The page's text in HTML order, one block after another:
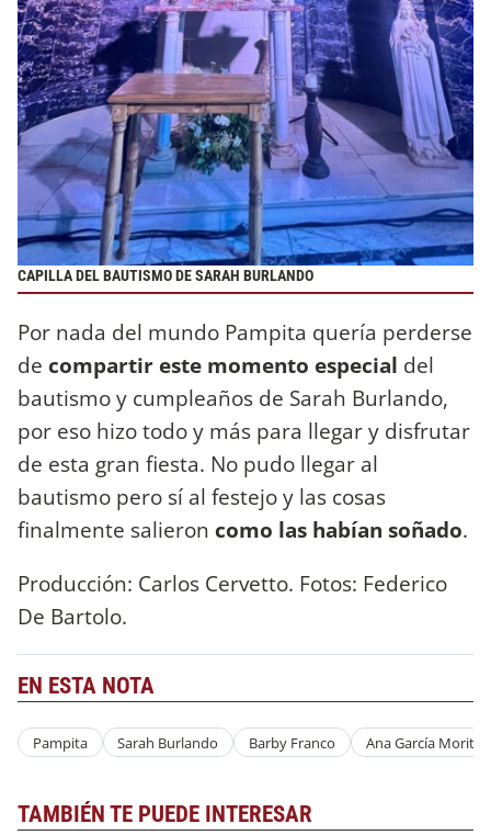
CAPILLA DEL BAUTISMO DE SARAH BURLANDO
Por nada del mundo Pampita quería perderse
de compartir este momento especial del
bautismo y cumpleaños de Sarah Burlando,
por eso hizo todo y más para llegar y disfrutar
de esta gran fiesta. No pudo llegar al
bautismo pero sí al festejo y las cosas
finalmente salieron como las habían soñado.
Producción: Carlos Cervetto. Fotos: Federico
De Bartolo.
EN ESTA NOTA
Pampita Sarah Burlando Barby Franco Ana García Moritán
TAMBIÉN TE PUEDE INTERESAR